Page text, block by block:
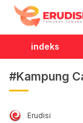
Erudisi
Temukan
indeks
#Kampung
Erudisi